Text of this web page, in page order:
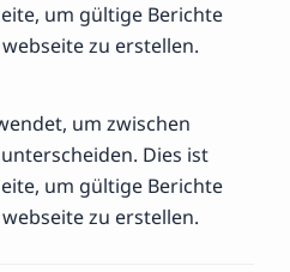
um gültige Berichte
zu erstellen.
um zwischen
Dies ist
um gültige Berichte
zu erstellen.